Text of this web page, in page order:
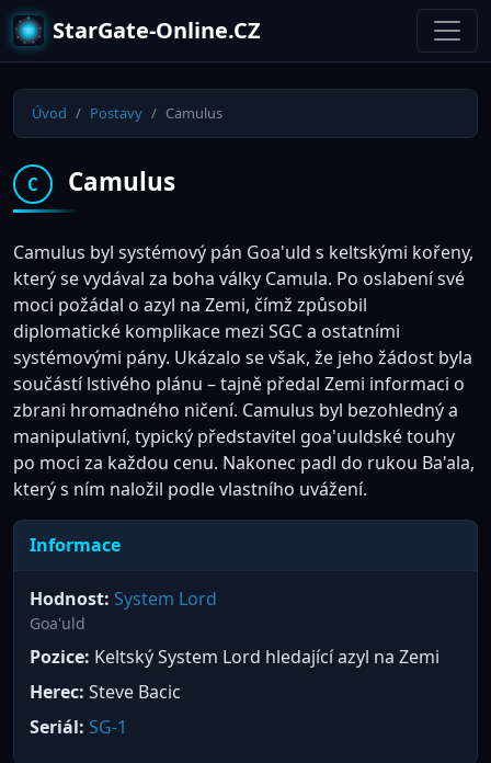
StarGate-Online.CZ
Úvod Postavy Camulus
C Camulus
Camulus byl systémový pán Goa'uld s keltskými kořeny,
který se vydával za boha války Camula. Po oslabení své
moci požádal o azyl na Zemi, čímž způsobil
diplomatické komplikace mezi SGC a ostatními
systémovými pány. Ukázalo se však, že jeho žádost byla
součástí lstivého plánu – tajně předal Zemi informaci o
zbrani hromadného ničení. Camulus byl bezohledný a
manipulativní, typický představitel goa'uuldské touhy
po moci za každou cenu. Nakonec padl do rukou Ba'ala,
který s ním naložil podle vlastního uvážení.
Informace
Hodnost: System Lord
Goa'uld
Pozice: Keltský System Lord hledající azyl na Zemi
Herec: Steve Bacic
Seriál: SG-1